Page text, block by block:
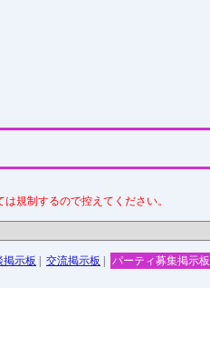
規制するので控えてください。
掲示板 交流掲示板 パーティ募集掲示板